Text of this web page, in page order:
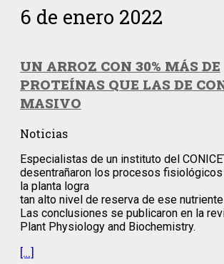
6 de enero 2022
UN ARROZ CON 30% MÁS DE
PROTEÍNAS QUE LAS DE
MASIVO
Noticias
Especialistas de un instituto del
desentrañaron los procesos
la planta logra
tan alto nivel de reserva de ese
Las conclusiones se publicaron en la
Plant Physiology and Biochemistry.
[…]